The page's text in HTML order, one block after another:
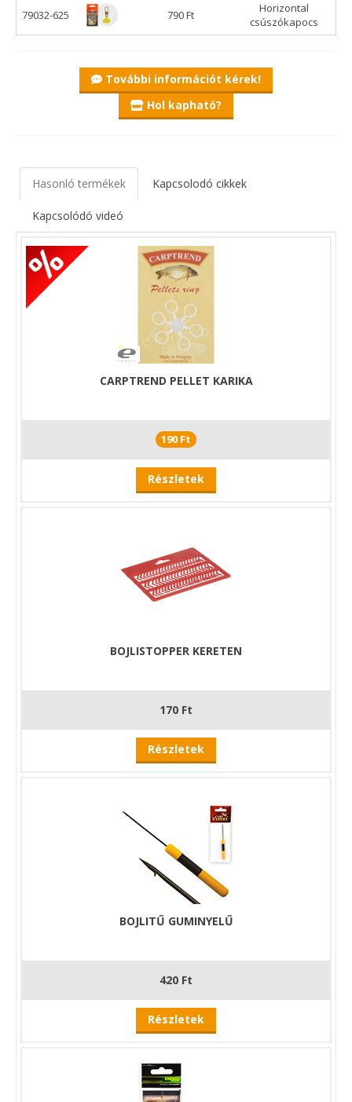
79032-625 790 Ft
Horizontal
csúszókapocs
További információt kérek!
Hol kapható?
Hasonló termékek Kapcsolodó cikkek
Kapcsolódó videó
CARPTREND PELLET KARIKA
190 Ft
Részletek
BOJLISTOPPER KERETEN
170 Ft
Részletek
BOJLITŰ GUMINYELŰ
420 Ft
Részletek